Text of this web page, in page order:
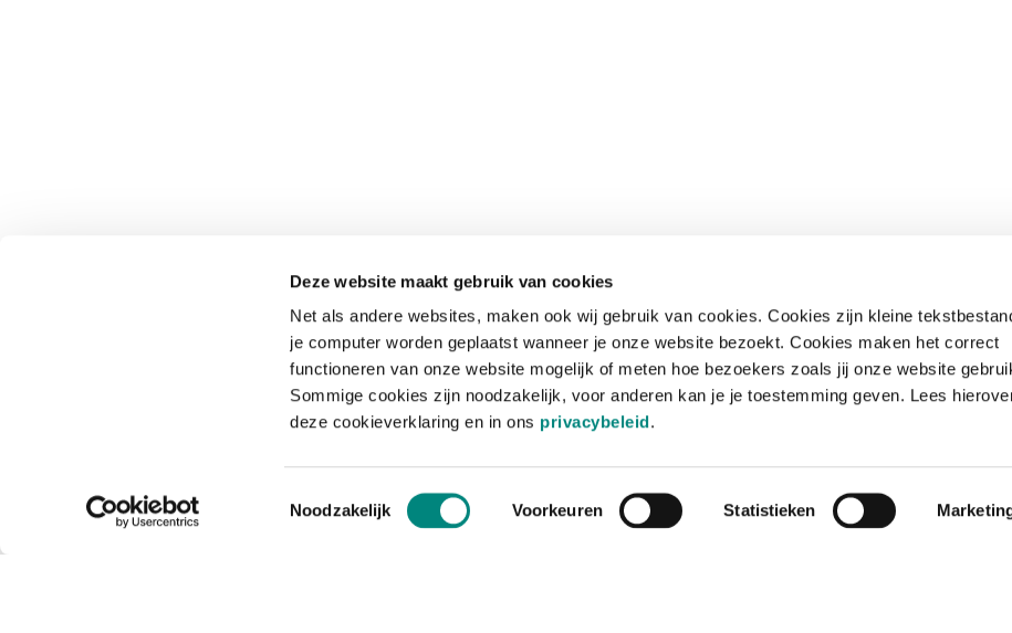
Deze website maakt gebruik van cookies
Net als andere websites, maken ook wij gebruik van cookies. Cookies zijn kleine
je computer worden geplaatst wanneer je onze website bezoekt. Cookies maken het correct
functioneren van onze website mogelijk of meten hoe bezoekers zoals jij onze website
Sommige cookies zijn noodzakelijk, voor anderen kan je je toestemming geven. Lees
deze cookieverklaring en in ons privacybeleid.
Toestemmingsselectie
Noodzakelijk Voorkeuren Statistieken